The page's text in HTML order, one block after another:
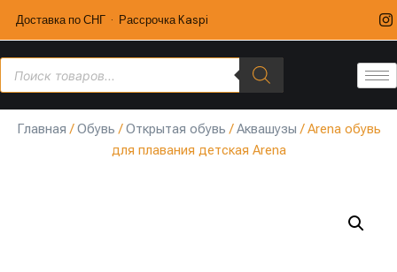
Доставка по СНГ · Рассрочка Kaspi
Главная /Обувь /Открытая обувь /Аквашузы / Arena обувь
для плавания детская Arena